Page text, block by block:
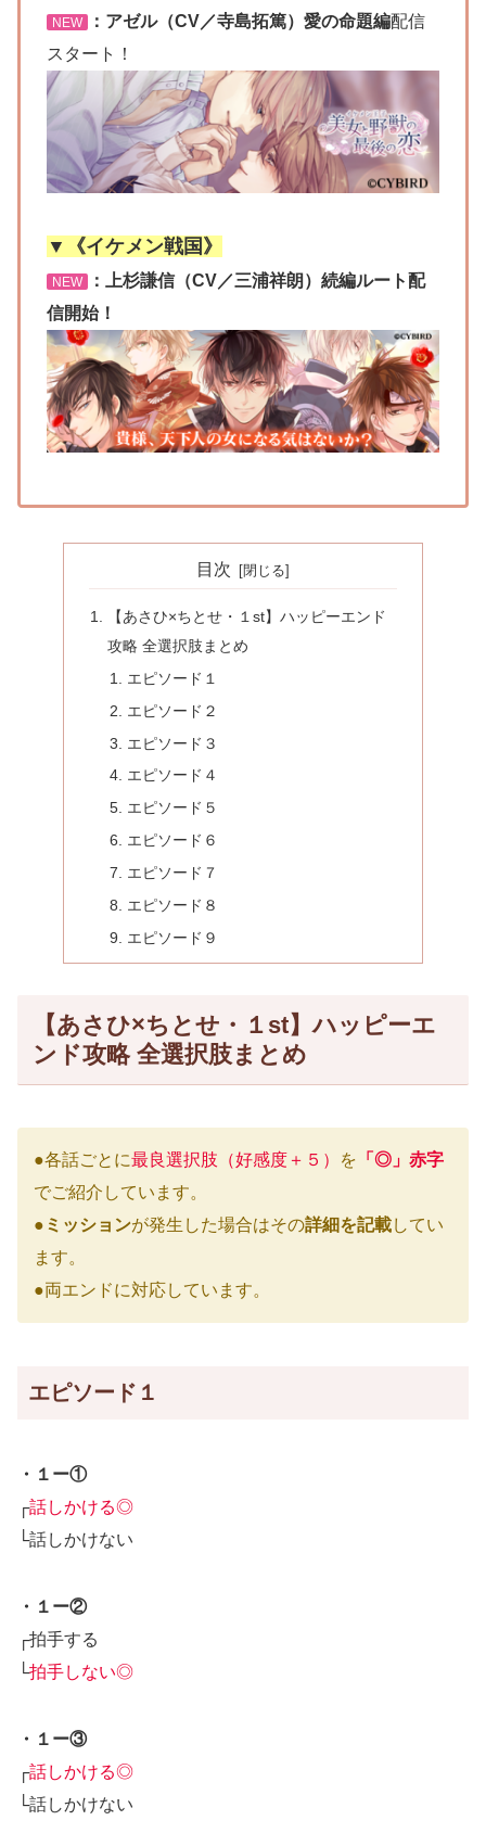
NEW ：アゼル（CV／寺島拓篤）愛の命題編配信
スタート！
▼《イケメン戦国》
NEW
：上杉謙信（CV／三浦祥朗）続編ルート配
信開始！
目次
【あさひ×ちとせ・１st】ハッピーエンド
攻略 全選択肢まとめ
エピソード１
エピソード２
エピソード３
エピソード４
エピソード５
エピソード６
エピソード７
エピソード８
エピソード９
【あさひ×ちとせ・１st】ハッピーエ
ンド攻略 全選択肢まとめ
●各話ごとに最良選択肢（好感度＋５） を 「◎」赤字
でご紹介しています。
● ミッションが発生した場合はその詳細を記載してい
ます。
●両エンドに対応しています。
エピソード１
・１ー①
┌話しかける◎
└話しかけない
・１ー②
┌拍手する
└拍手しない◎
・１ー③
┌話しかける◎
└話しかけない